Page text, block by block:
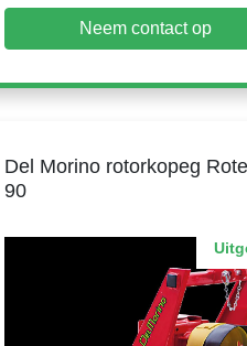
Neem contact op
Del Morino rotorkopeg
90